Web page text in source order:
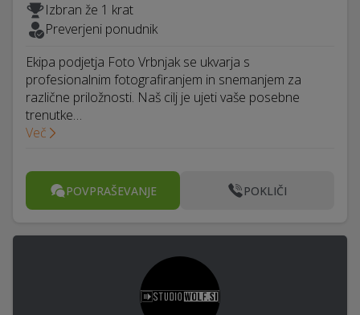
Izbran že 1 krat
Preverjeni ponudnik
Ekipa podjetja Foto Vrbnjak se ukvarja s
profesionalnim fotografiranjem in snemanjem za
različne priložnosti. Naš cilj je ujeti vaše posebne
trenutke…
Več
POVPRAŠEVANJE POKLIČI